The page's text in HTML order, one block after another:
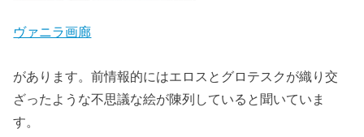
ヴァニラ画廊
があります。前情報的にはエロスとグロテスクが織り交
ざったような不思議な絵が陳列していると聞いていま
す。